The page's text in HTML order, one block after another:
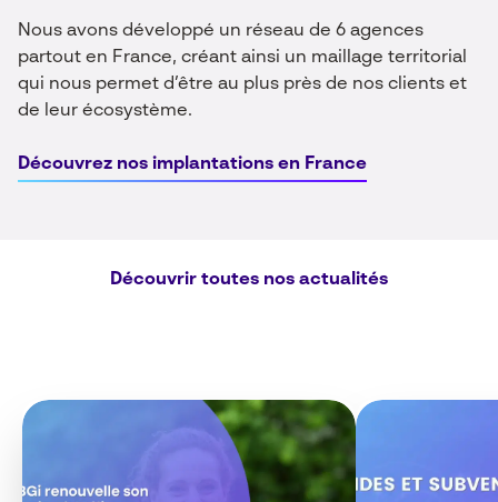
Nous avons développé un réseau de 6 agences
partout en France, créant ainsi un maillage territorial
qui nous permet d’être au plus près de nos clients et
de leur écosystème.
Découvrez nos implantations en France
Découvrir toutes nos actualités